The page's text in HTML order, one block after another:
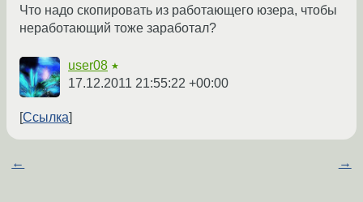
Что надо скопировать из работающего юзера, чтобы
неработающий тоже заработал?
user08 ★
17.12.2011 21:55:22 +00:00
Ссылка
← →